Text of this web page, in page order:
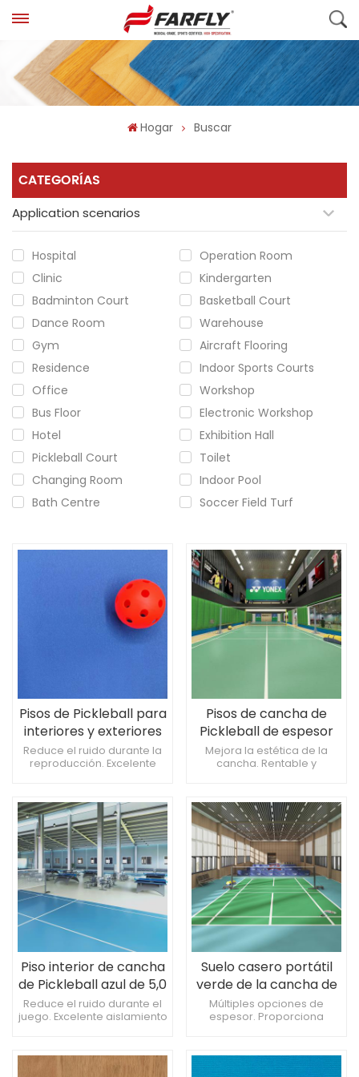
Hogar Buscar
CATEGORÍAS
Application scenarios
Hospital
Operation Room
Clinic
Kindergarten
Badminton Court
Basketball Court
Dance Room
Warehouse
Gym
Aircraft Flooring
Residence
Indoor Sports Courts
Office
Workshop
Bus Floor
Electronic Workshop
Hotel
Exhibition Hall
Pickleball Court
Toilet
Changing Room
Indoor Pool
Bath Centre
Soccer Field Turf
Pisos de Pickleball para
interiores y exteriores
de PVC PP
Reduce el ruido durante la
reproducción. Excelente
costo-rendimiento.
Pisos de cancha de
Pickleball de espesor
especial para
interiores de 5,0 mm de
Mejora la estética de la
cancha. Rentable y
Piso interior de cancha
de Pickleball azul de 5,0
mm de espesor
Reduce el ruido durante el
juego. Excelente aislamiento
rendimiento.
Suelo casero portátil
verde de la cancha de
Pickleball del vinilo de
4,5m m
Múltiples opciones de
espesor. Proporciona
resistente al moho.